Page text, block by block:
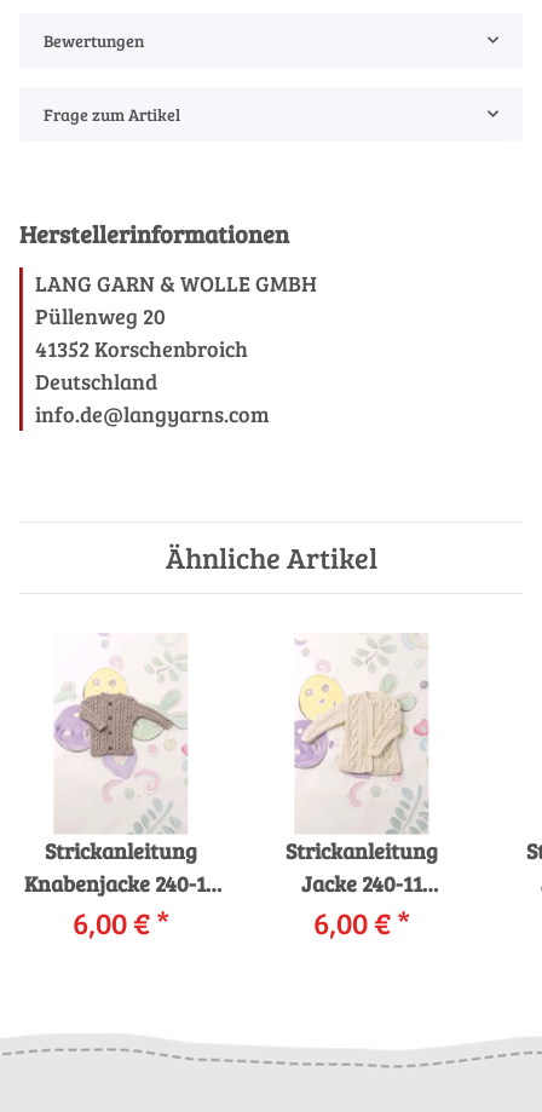
Bewertungen
Frage zum Artikel
Herstellerinformationen
LANG GARN & WOLLE GMBH
Püllenweg 20
41352 Korschenbroich
Deutschland
info.de@langyarns.com
Ähnliche Artikel
Strickanleitung
Knabenjacke 240-10
LANGYARNS BABY
COTTON als
6,00 €*
Strickanleitung
Jacke 240-11
LANGYARNS
MERINO 120 als
6,00 €*